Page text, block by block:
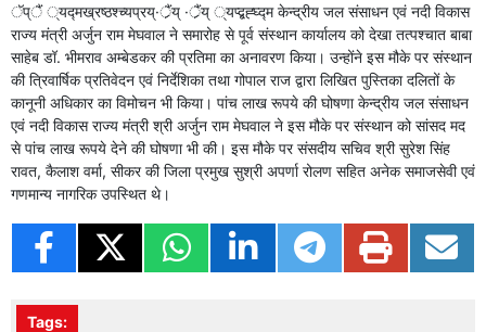
ॅप्ैं ्यद्मख्रष्ठश्च्यप्रय्·र्ैंय् ·र्ैंय् ्यप्द्बह्घ्द्म केन्द्रीय जल संसाधन एवं नदी विकास
राज्य मंत्री अर्जुन राम मेघवाल ने समारोह से पूर्व संस्थान कार्यालय को देखा तत्पश्चात बाबा
साहेब डॉ. भीमराव अम्बेडकर की प्रतिमा का अनावरण किया। उन्होंने इस मौके पर संस्थान
की त्रिवार्षिक प्रतिवेदन एवं निर्देशिका तथा गोपाल राज द्वारा लिखित पुस्तिका दलितों के
कानूनी अधिकार का विमोचन भी किया। पांच लाख रूपये की घोषणा केन्द्रीय जल संसाधन
एवं नदी विकास राज्य मंत्री श्री अर्जुन राम मेघवाल ने इस मौके पर संस्थान को सांसद मद
से पांच लाख रूपये देने की घोषणा भी की। इस मौके पर संसदीय सचिव श्री सुरेश सिंह
रावत, कैलाश वर्मा, सीकर की जिला प्रमुख सुश्री अपर्णा रोलण सहित अनेक समाजसेवी एवं
गणमान्य नागरिक उपस्थित थे।
Tags: